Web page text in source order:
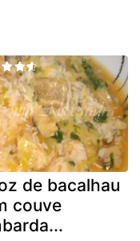
de bacalhau
couve